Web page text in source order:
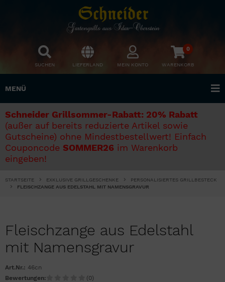
SUCHEN LIEFERLAND MEIN KONTO
0
WARENKORB
MENÜ
Schneider Grillsommer-Rabatt: 20% Rabatt
(außer auf bereits reduzierte Artikel sowie
Gutscheine) ohne Mindestbestellwert! Einfach
Couponcode SOMMER26 im Warenkorb
eingeben!
STARTSEITE EXKLUSIVE GRILLGESCHENKE
PERSONALISIERTES GRILLBESTECK
FLEISCHZANGE AUS EDELSTAHL MIT NAMENSGRAVUR
Fleischzange aus Edelstahl
mit Namensgravur
Art.Nr.: 46cn
Bewertungen:
(0)